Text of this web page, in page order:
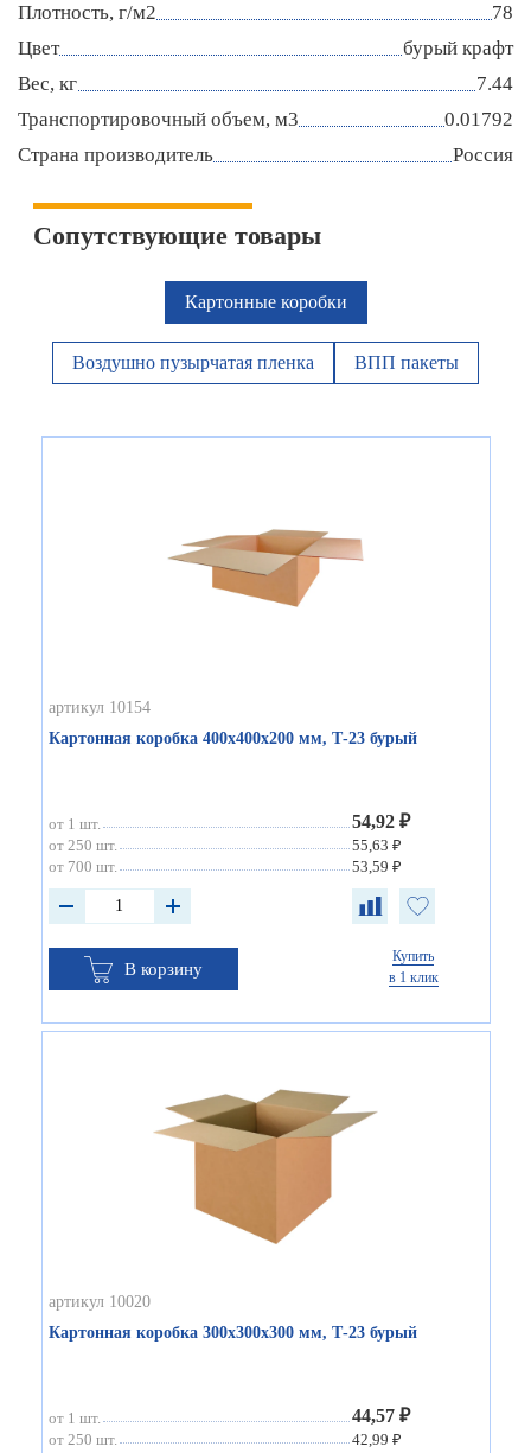
Плотность, г/м2
78
Цвет
бурый крафт
Вес, кг
7.44
Транспортировочный объем, м3
0.01792
Страна производитель
Россия
Сопутствующие товары
Картонные коробки
Воздушно пузырчатая пленка ВПП пакеты
артикул 10154
Картонная коробка 400х400х200 мм, Т-23 бурый
от 1 шт. 54,92 ₽
от 250 шт.
55,63 ₽
от 700 шт.
53,59 ₽
В корзину
Купить
в 1 клик
артикул 10020
Картонная коробка 300х300х300 мм, Т-23 бурый
от 1 шт. 44,57 ₽
от 250 шт.
42,99 ₽